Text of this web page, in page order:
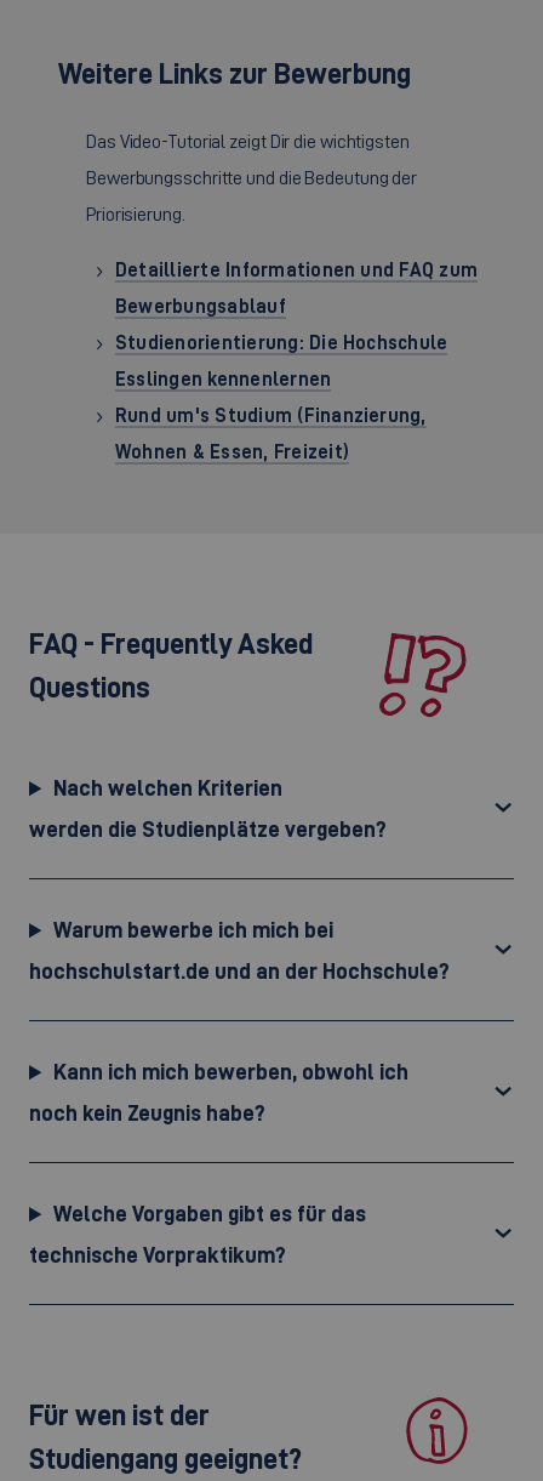
Weitere Links zur Bewerbung
Das Video-Tutorial zeigt Dir die wichtigsten
Bewerbungsschritte und die Bedeutung der
Priorisierung.
Detaillierte Informationen und FAQ zum
Bewerbungsablauf
Studienorientierung: Die Hochschule
Esslingen kennenlernen
Rund um's Studium (Finanzierung,
Wohnen & Essen, Freizeit)
FAQ - Frequently Asked
Questions
Nach welchen Kriterien
werden die Studienplätze vergeben?
Warum bewerbe ich mich bei
hochschulstart.de und an der Hochschule?
Kann ich mich bewerben, obwohl ich
noch kein Zeugnis habe?
Welche Vorgaben gibt es für das
technische Vorpraktikum?
Für wen ist der
Studiengang geeignet?